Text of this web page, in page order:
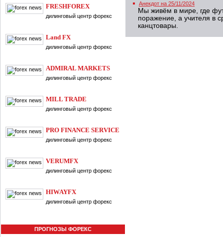
FRESHFOREX
дилинговый центр форекс
Land FX
дилинговый центр форекс
ADMIRAL MARKETS
дилинговый центр форекс
MILL TRADE
дилинговый центр форекс
PRO FINANCE SERVICE
дилинговый центр форекс
VERUMFX
дилинговый центр форекс
HIWAYFX
дилинговый центр форекс
ПРОГНОЗЫ ФОРЕКС
Анекдот на 25/11/2024
Мы живём в мире, где
поражение, а учителя в
канцтовары.